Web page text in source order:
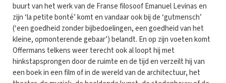
buurt van het werk van de Franse filosoof Emanuel Levinas en
zijn ‘la petite bonté’ komt en vandaar ook bij de ‘gutmensch’
(‘een goedheid zonder bijbedoelingen, een goedheid van het
kleine, opmonterende gebaar’) belandt. En op zijn voeten komt
Offermans telkens weer terecht ook al loopt hij met
hinkstapsprongen door de ruimte en de tijd en verzeilt hij van
een boek in een film of in de wereld van de architectuur, het